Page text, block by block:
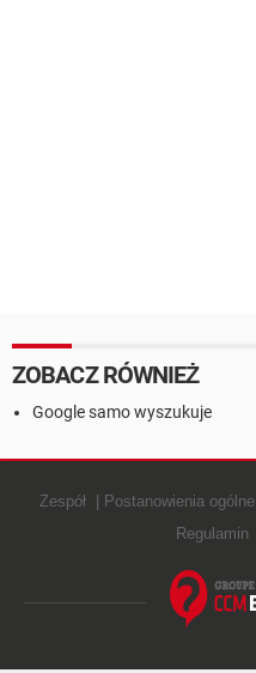
ZOBACZ RÓWNIEŻ
Google samo wyszukuje
Zespół Postanowienia ogólne
Regulamin